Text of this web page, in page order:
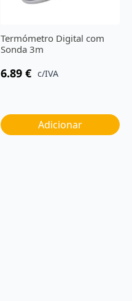
Termómetro Digital com
Sonda 3m
6.89 € c/IVA
Adicionar